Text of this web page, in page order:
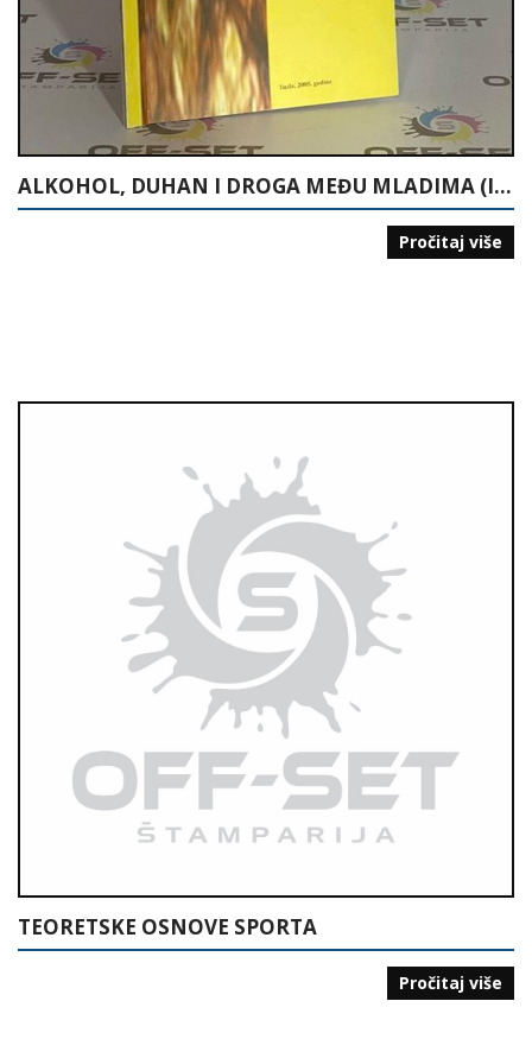
ALKOHOL, DUHAN I DROGA MEĐU MLADIMA (ISTRAŽIVANJE U ŠKOLAMA U TUZLANSKOM KANTONU)
Pročitaj više
TEORETSKE OSNOVE SPORTA
Pročitaj više